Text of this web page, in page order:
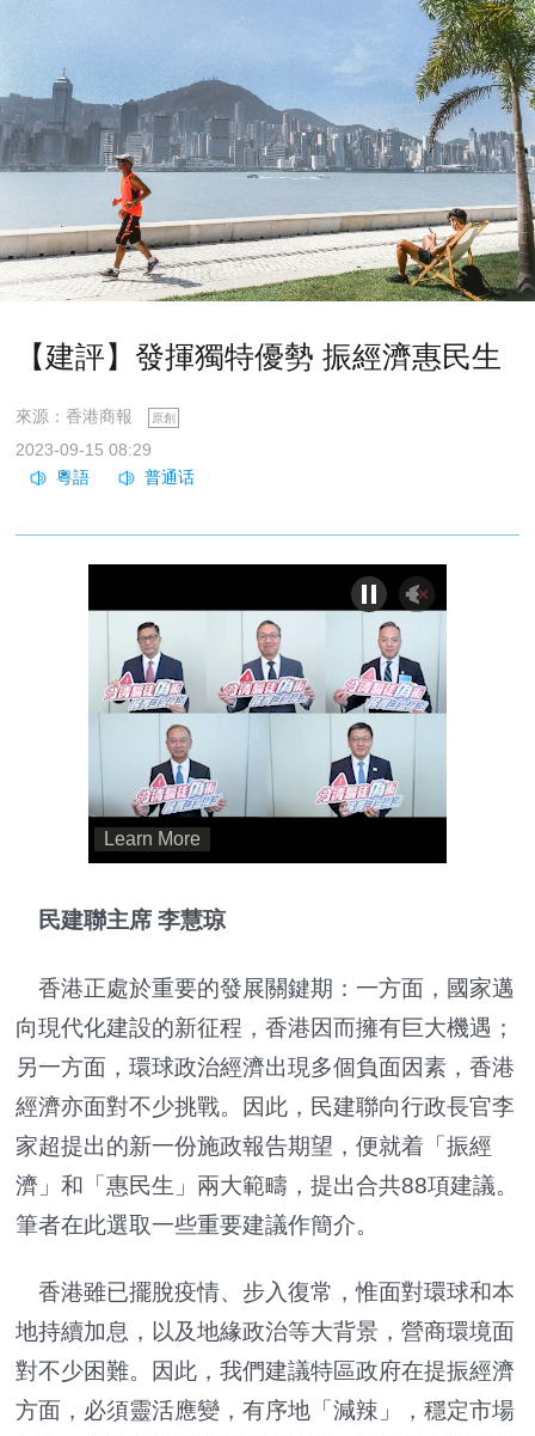
【建評】發揮獨特優勢 振經濟惠民生
來源：香港商報 原創
2023-09-15 08:29
民建聯主席 李慧琼
香港正處於重要的發展關鍵期：一方面，國家邁
向現代化建設的新征程，香港因而擁有巨大機遇；
另一方面，環球政治經濟出現多個負面因素，香港
經濟亦面對不少挑戰。因此，民建聯向行政長官李
家超提出的新一份施政報告期望，便就着「振經
濟」和「惠民生」兩大範疇，提出合共88項建議。
筆者在此選取一些重要建議作簡介。
香港雖已擺脫疫情、步入復常，惟面對環球和本
地持續加息，以及地緣政治等大背景，營商環境面
對不少困難。因此，我們建議特區政府在提振經濟
方面，必須靈活應變，有序地「減辣」，穩定市場